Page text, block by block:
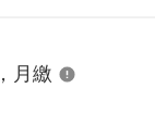
月繳